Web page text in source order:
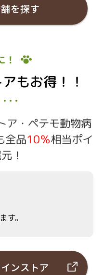
を探す
！
もお得！！
ア・ペテモ動物病
全品10％相当ポイ
！
す。
ンストア